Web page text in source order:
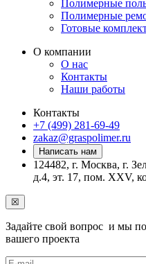
Полимерные
Полимерные
Готовые
О компании
О нас
Контакты
Наши работы
Контакты
+7 (499) 281-69-49
zakaz@graspolimer.ru
Написать нам
124482, г. Москва, г.
д.4, эт. 17, пом. ХХV,
☒
Задайте свой вопрос и мы
вашего проекта